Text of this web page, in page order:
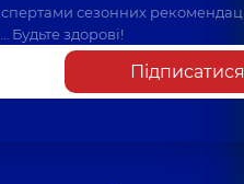
сезонних
Будьте здорові!
Підписатися